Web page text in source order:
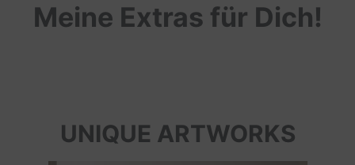
Meine Extras für Dich!
UNIQUE ARTWORKS